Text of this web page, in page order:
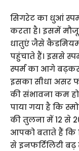
सिगरेट का धुआं
करता है। इसमें
धातुएं जैसे
पहुंचाते हैं। इससे
स्पर्म का आगे
इसका सीधा असर
की संभावना कम
पाया गया है कि
की तुलना में 12 से
आपको बताते हैं कि
से इनफर्टिलिटी